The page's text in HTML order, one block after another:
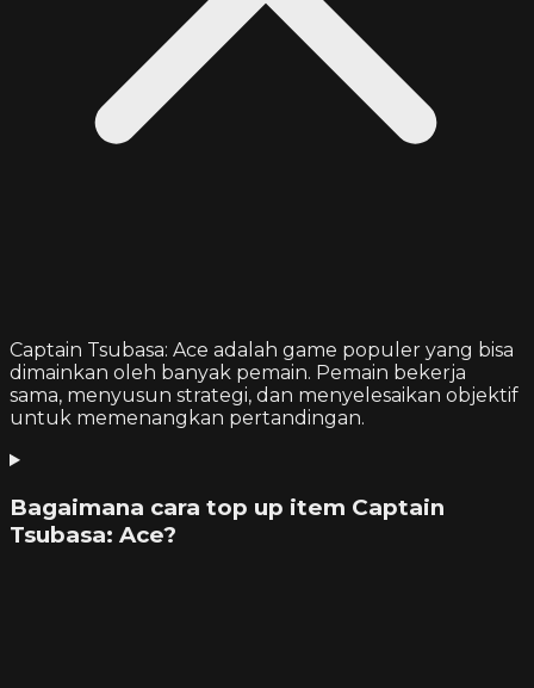
Captain Tsubasa: Ace adalah game populer yang bisa
dimainkan oleh banyak pemain. Pemain bekerja
sama, menyusun strategi, dan menyelesaikan objektif
untuk memenangkan pertandingan.
Bagaimana cara top up item Captain
Tsubasa: Ace?